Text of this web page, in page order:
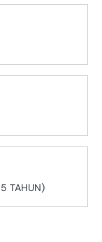
TAHUN)